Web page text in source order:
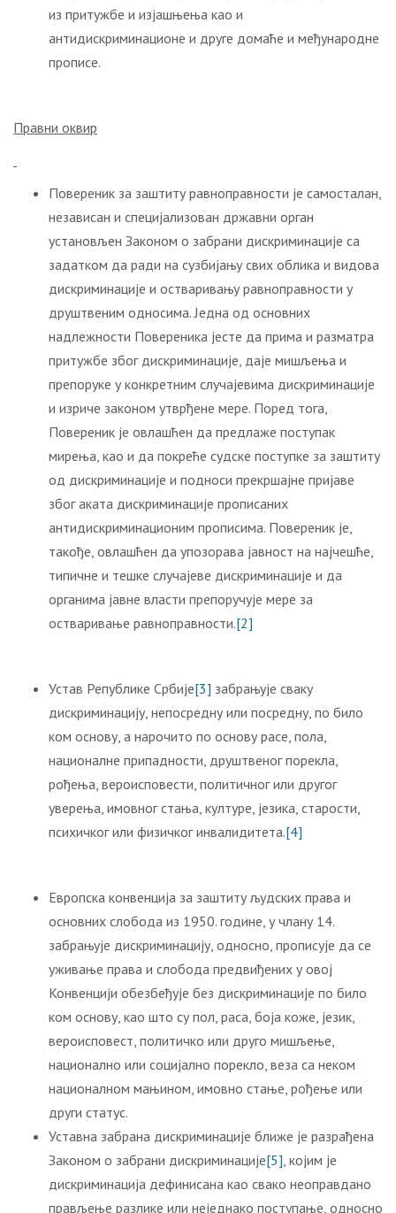
из притужбе и изјашњења као и
антидискриминационе и друге домаће и међународне
прописе.
Правни оквир
Повереник за заштиту равноправности је самосталан,
независан и специјализован државни орган
установљен Законом о забрани дискриминације са
задатком да ради на сузбијању свих облика и видова
дискриминације и остваривању равноправности у
друштвеним односима. Једна од основних
надлежности Повереника јесте да прима и разматра
притужбе због дискриминације, даје мишљења и
препоруке у конкретним случајевима дискриминације
и изриче законом утврђене мере. Поред тога,
Повереник је овлашћен да предлаже поступак
мирења, као и да покреће судске поступке за заштиту
од дискриминације и подноси прекршајне пријаве
због аката дискриминације прописаних
антидискриминационим прописима. Повереник је,
такође, овлашћен да упозорава јавност на најчешће,
типичне и тешке случајеве дискриминације и да
органима јавне власти препоручује мере за
остваривање равноправности.[2]
Устав Републике Србије[3] забрањује сваку
дискриминацију, непосредну или посредну, по било
ком основу, а нарочито по основу расе, пола,
националне припадности, друштвеног порекла,
рођења, вероисповести, политичног или другог
уверења, имовног стања, културе, језика, старости,
психичког или физичког инвалидитета.[4]
Европска конвенција за заштиту људских права и
основних слобода из 1950. године, у члану 14.
забрањује дискриминацију, односно, прописује да се
уживање права и слобода предвиђених у овој
Конвенцији обезбеђује без дискриминације по било
ком основу, као што су пол, раса, боја коже, језик,
вероисповест, политичко или друго мишљење,
национално или социјално порекло, веза са неком
националном мањином, имовно стање, рођење или
други статус.
Уставна забрана дискриминације ближе је разрађена
Законом о забрани дискриминације[5], којим је
дискриминација дефинисана као свако неоправдано
прављење разлике или неједнако поступање, односно